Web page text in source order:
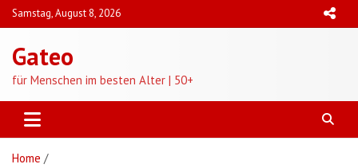
Skip
to
Samstag, August 8, 2026
Gateo
für Menschen im besten Alter | 50+
Home